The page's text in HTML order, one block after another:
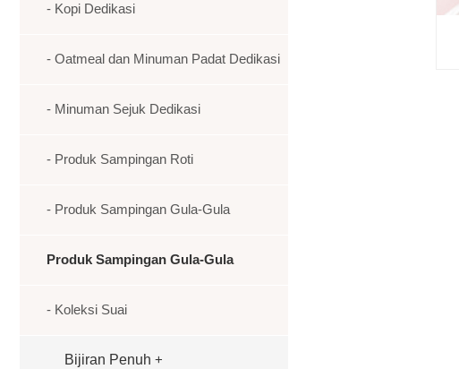
- Kopi Dedikasi
- Oatmeal dan Minuman Padat Dedikasi
- Minuman Sejuk Dedikasi
- Produk Sampingan Roti
- Produk Sampingan Gula-Gula
Produk Sampingan Gula-Gula
- Koleksi Suai
Bijiran Penuh +